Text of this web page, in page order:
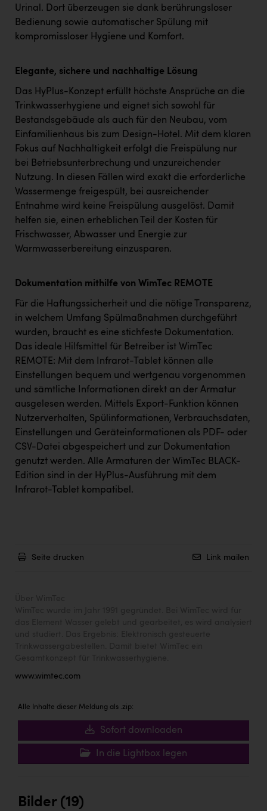
Urinal. Dort überzeugen sie dank berührungsloser
Bedienung sowie automatischer Spülung mit
kompromissloser Hygiene und Komfort.
Elegante, sichere und nachhaltige Lösung
Das HyPlus-Konzept erfüllt höchste Ansprüche an die
Trinkwasserhygiene und eignet sich sowohl für
Bestandsgebäude als auch für den Neubau, vom
Einfamilienhaus bis zum Design-Hotel. Mit dem klaren
Fokus auf Nachhaltigkeit erfolgt die Freispülung nur
bei Betriebsunterbrechung und unzureichender
Nutzung. In diesen Fällen wird exakt die erforderliche
Wassermenge freigespült, bei ausreichender
Entnahme wird keine Freispülung ausgelöst. Damit
helfen sie, einen erheblichen Teil der Kosten für
Frischwasser, Abwasser und Energie zur
Warmwasserbereitung einzusparen.
Dokumentation mithilfe von WimTec REMOTE
Für die Haftungssicherheit und die nötige Transparenz,
in welchem Umfang Spülmaßnahmen durchgeführt
wurden, braucht es eine stichfeste Dokumentation.
Das ideale Hilfsmittel für Betreiber ist WimTec
REMOTE: Mit dem Infrarot-Tablet können alle
Einstellungen bequem und wertgenau vorgenommen
und sämtliche Informationen direkt an der Armatur
ausgelesen werden. Mittels Export-Funktion können
Nutzerverhalten, Spülinformationen, Verbrauchsdaten,
Einstellungen und Geräteinformationen als PDF- oder
CSV-Datei abgespeichert und zur Dokumentation
genutzt werden. Alle Armaturen der WimTec BLACK-
Edition sind in der HyPlus-Ausführung mit dem
Infrarot-Tablet kompatibel.
Seite drucken Link mailen
www.wimtec.com
Alle Inhalte dieser Meldung als .zip:
Sofort downloaden
In die Lightbox legen
Bilder (19)